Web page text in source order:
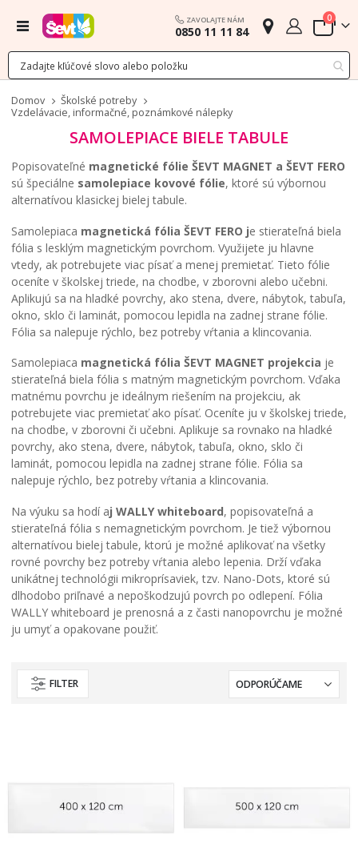
Menu ZAVOLAJTE NÁM
0850 11 11 84 Cart
0
Domov
Školské potreby
Vzdelávacie, informačné, poznámkové nálepky
SAMOLEPIACE BIELE TABULE
Popisovateľné magnetické fólie ŠEVT MAGNET a ŠEVT FERO
sú špeciálne samolepiace kovové fólie, ktoré sú výbornou
alternatívou klasickej bielej tabule.
Samolepiaca magnetická fólia ŠEVT FERO je stierateľná biela
fólia s lesklým magnetickým povrchom. Využijete ju hlavne
vtedy, ak potrebujete viac písať a menej premietať. Tieto fólie
oceníte v školskej triede, na chodbe, v zborovni alebo učebni.
Aplikujú sa na hladké povrchy, ako stena, dvere, nábytok, tabuľa,
okno, sklo či laminát, pomocou lepidla na zadnej strane fólie.
Fólia sa nalepuje rýchlo, bez potreby vŕtania a klincovania.
Samolepiaca magnetická fólia ŠEVT MAGNET projekcia je
stierateľná biela fólia s matným magnetickým povrchom. Vďaka
matnému povrchu je ideálnym riešením na projekciu, ak
potrebujete viac premietať ako písať. Oceníte ju v školskej triede,
na chodbe, v zborovni či učebni. Aplikuje sa rovnako na hladké
povrchy, ako stena, dvere, nábytok, tabuľa, okno, sklo či
laminát, pomocou lepidla na zadnej strane fólie. Fólia sa
nalepuje rýchlo, bez potreby vŕtania a klincovania.
Na výuku sa hodí aj WALLY whiteboard, popisovateľná a
stierateľná fólia s nemagnetickým povrchom. Je tiež výbornou
alternatívou bielej tabule, ktorú je možné aplikovať na všetky
rovné povrchy bez potreby vŕtania alebo lepenia. Drží vďaka
unikátnej technológii mikroprísaviek, tzv. Nano-Dots, ktoré sú
dlhodobo priľnavé a nepoškodzujú povrch po odlepení. Fólia
WALLY whiteboard je prenosná a z časti nanopovrchu je možné
ju umyť a opakovane použiť.
FILTER